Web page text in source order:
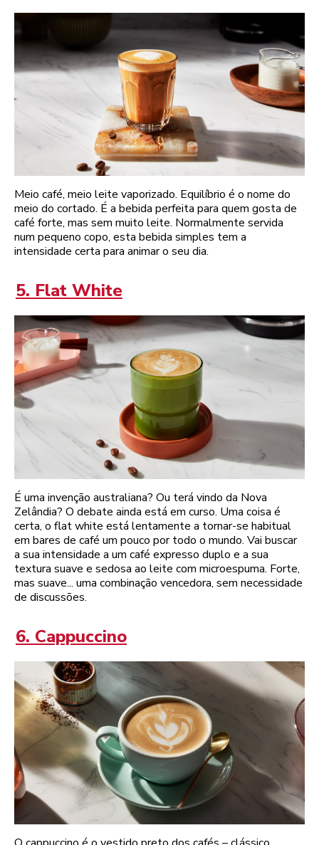
Meio café, meio leite vaporizado. Equilíbrio é o nome do
meio do cortado. É a bebida perfeita para quem gosta de
café forte, mas sem muito leite. Normalmente servida
num pequeno copo, esta bebida simples tem a
intensidade certa para animar o seu dia.
5. Flat White
É uma invenção australiana? Ou terá vindo da Nova
Zelândia? O debate ainda está em curso. Uma coisa é
certa, o flat white está lentamente a tornar-se habitual
em bares de café um pouco por todo o mundo. Vai buscar
a sua intensidade a um café expresso duplo e a sua
textura suave e sedosa ao leite com microespuma. Forte,
mas suave... uma combinação vencedora, sem necessidade
de discussões.
6. Cappuccino